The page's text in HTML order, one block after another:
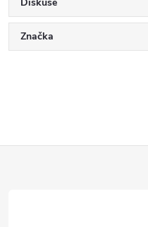
Značka